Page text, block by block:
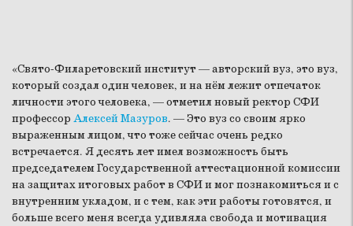
«Свято-Филаретовский институт — авторский вуз, это вуз,
который создал один человек, и на нём лежит отпечаток
личности этого человека, — отметил новый ректор СФИ
профессор Алексей Мазуров. — Это вуз со своим ярко
выраженным лицом, что тоже сейчас очень редко
встречается. Я десять лет имел возможность быть
председателем Государственной аттестационной комиссии
на защитах итоговых работ в СФИ и мог познакомиться и с
внутренним укладом, и с тем, как эти работы готовятся, и
больше всего меня всегда удивляла свобода и мотивация